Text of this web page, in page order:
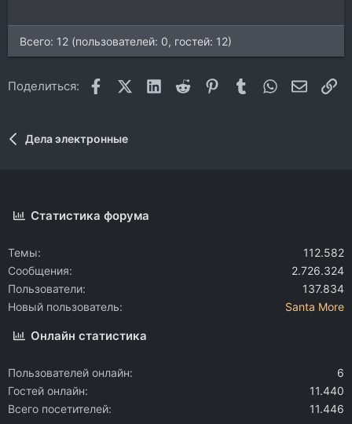
Всего: 12 (пользователей: 0, гостей: 12)
Поделиться: FacebookX (Twitter)
LinkedIn
Reddit Pinterest
Tumblr WhatsApp
Дела электронные
Статистика форума
Темы
112.582
Сообщения
2.726.324
Пользователи
137.834
Новый пользователь
Santa More
Онлайн статистика
Пользователей онлайн
6
Гостей онлайн
11.440
Всего посетителей
11.446